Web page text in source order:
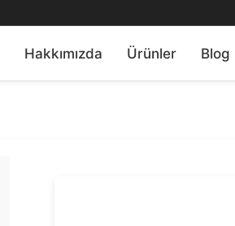
Hakkımızda Ürünler Blog